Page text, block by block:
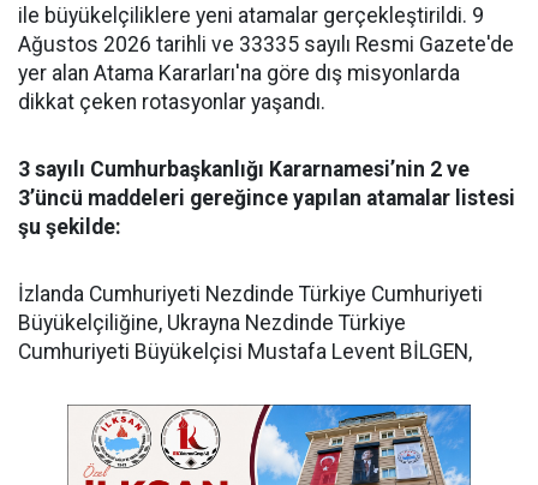
ile büyükelçiliklere yeni atamalar gerçekleştirildi. 9
Ağustos 2026 tarihli ve 33335 sayılı Resmi Gazete'de
yer alan Atama Kararları'na göre dış misyonlarda
dikkat çeken rotasyonlar yaşandı.
3 sayılı Cumhurbaşkanlığı Kararnamesi’nin 2 ve
3’üncü maddeleri gereğince yapılan atamalar listesi
şu şekilde:
​İzlanda Cumhuriyeti Nezdinde Türkiye Cumhuriyeti
Büyükelçiliğine, Ukrayna Nezdinde Türkiye
Cumhuriyeti Büyükelçisi Mustafa Levent BİLGEN,